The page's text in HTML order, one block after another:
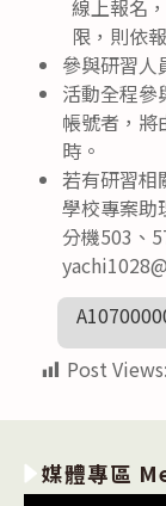
線上報名
限，則依
參與研習人
活動全程參
帳號者，將
時。
若有研習相
學校專案助
分機503、
Post Views:
媒體專區